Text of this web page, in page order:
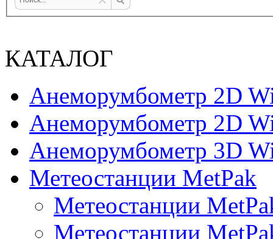
КАТАЛОГ
Анеморумбометр 2D
Анеморумбометр 2D
Анеморумбометр 3D
Метеостанции MetPak
Метеостанции
Метеостанции